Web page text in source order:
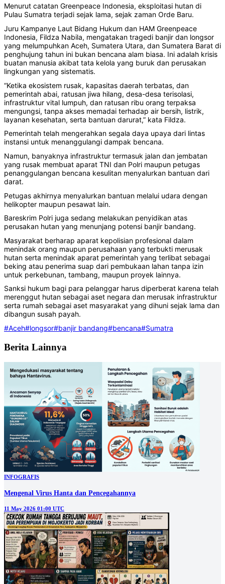
Menurut catatan Greenpeace Indonesia, eksploitasi hutan di
Pulau Sumatra terjadi sejak lama, sejak zaman Orde Baru.
Juru Kampanye Laut Bidang Hukum dan HAM Greenpeace
Indonesia, Fildza Nabila, mengatakan tragedi banjir dan longsor
yang melumpuhkan Aceh, Sumatera Utara, dan Sumatera Barat di
penghujung tahun ini bukan bencana alam biasa. Ini adalah krisis
buatan manusia akibat tata kelola yang buruk dan perusakan
lingkungan yang sistematis.
“Ketika ekosistem rusak, kapasitas daerah terbatas, dan
pemerintah abai, ratusan jiwa hilang, desa-desa terisolasi,
infrastruktur vital lumpuh, dan ratusan ribu orang terpaksa
mengungsi, tanpa akses memadai terhadap air bersih, listrik,
layanan kesehatan, serta bantuan darurat,” kata Fildza.
Pemerintah telah mengerahkan segala daya upaya dari lintas
instansi untuk menanggulangi dampak bencana.
Namun, banyaknya infrastruktur termasuk jalan dan jembatan
yang rusak membuat aparat TNI dan Polri maupun petugas
penanggulangan bencana kesulitan menyalurkan bantuan dari
darat.
Petugas akhirnya menyalurkan bantuan melalui udara dengan
helikopter maupun pesawat lain.
Bareskrim Polri juga sedang melakukan penyidikan atas
perusakan hutan yang menunjang potensi banjir bandang.
Masyarakat berharap aparat kepolisian profesional dalam
menindak orang maupun perusahaan yang terbukti merusak
hutan serta menindak aparat pemerintah yang terlibat sebagai
beking atau penerima suap dari pembukaan lahan tanpa izin
untuk perkebunan, tambang, maupun proyek lainnya.
Sanksi hukum bagi para pelanggar harus diperberat karena telah
merenggut hutan sebagai aset negara dan merusak infrastruktur
serta rumah sebagai aset masyarakat yang dihuni sejak lama dan
dibangun susah payah.
#Aceh#longsor#banjir bandang#bencana#Sumatra
Berita Lainnya
INFOGRAFIS
Mengenal Virus Hanta dan Pencegahannya
11 May 2026 01:00 UTC